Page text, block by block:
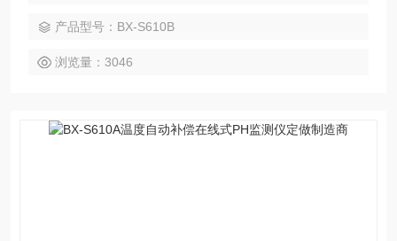
产品型号：BX-S610B
浏览量：3046